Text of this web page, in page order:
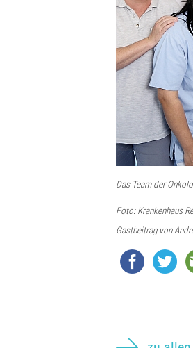
Das Team der
Foto: Krankenhaus
Gastbeitrag von